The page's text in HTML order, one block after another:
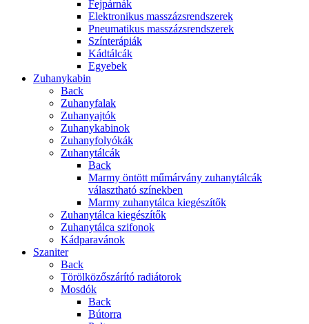
Fejpárnák
Elektronikus masszázsrendszerek
Pneumatikus masszázsrendszerek
Színterápiák
Kádtálcák
Egyebek
Zuhanykabin
Back
Zuhanyfalak
Zuhanyajtók
Zuhanykabinok
Zuhanyfolyókák
Zuhanytálcák
Back
Marmy öntött műmárvány zuhanytálcák
választható színekben
Marmy zuhanytálca kiegészítők
Zuhanytálca kiegészítők
Zuhanytálca szifonok
Kádparavánok
Szaniter
Back
Törölközőszárító radiátorok
Mosdók
Back
Bútorra